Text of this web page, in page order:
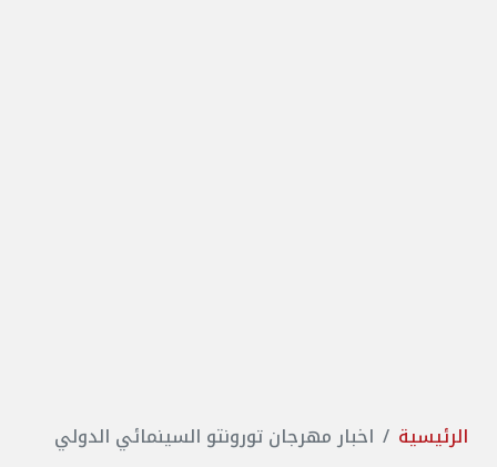
الرئيسية اخبار مهرجان تورونتو السينمائي الدولي